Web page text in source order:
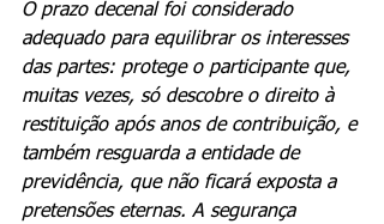
O prazo decenal foi considerado
adequado para equilibrar os interesses
das partes: protege o participante que,
muitas vezes, só descobre o direito à
restituição após anos de contribuição, e
também resguarda a entidade de
previdência, que não ficará exposta a
pretensões eternas. A segurança